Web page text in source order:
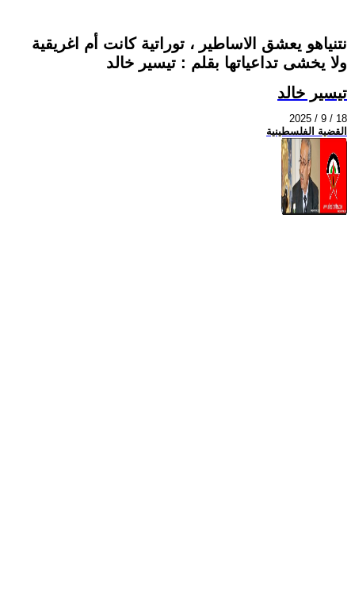
نتنياهو يعشق الاساطير ، توراتية كانت أم اغريقية
ولا يخشى تداعياتها بقلم : تيسير خالد
تيسير خالد
2025 / 9 / 18
القضية الفلسطينية